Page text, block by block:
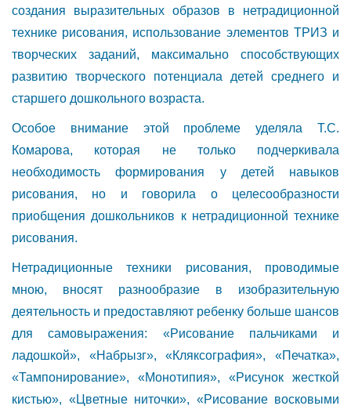
создания выразительных образов в нетрадиционной
технике рисования, использование элементов ТРИЗ и
творческих заданий, максимально способствующих
развитию творческого потенциала детей среднего и
старшего дошкольного возраста.
Особое внимание этой проблеме уделяла Т.С.
Комарова, которая не только подчеркивала
необходимость формирования у детей навыков
рисования, но и говорила о целесообразности
приобщения дошкольников к нетрадиционной технике
рисования.
Нетрадиционные техники рисования, проводимые
мною, вносят разнообразие в изобразительную
деятельность и предоставляют ребенку больше шансов
для самовыражения: «Рисование пальчиками и
ладошкой», «Набрызг», «Кляксография», «Печатка»,
«Тампонирование», «Монотипия», «Рисунок жесткой
кистью», «Цветные ниточки», «Рисование восковыми